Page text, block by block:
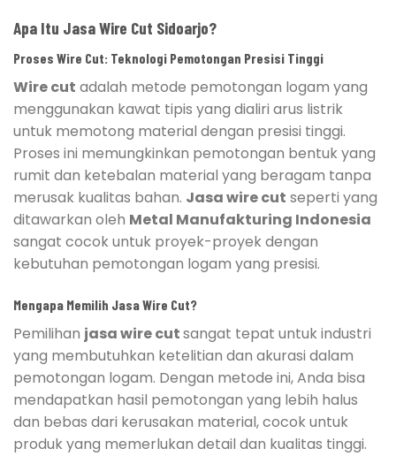
Apa Itu Jasa Wire Cut Sidoarjo?
Proses Wire Cut: Teknologi Pemotongan Presisi Tinggi
Wire cut adalah metode pemotongan logam yang
menggunakan kawat tipis yang dialiri arus listrik
untuk memotong material dengan presisi tinggi.
Proses ini memungkinkan pemotongan bentuk yang
rumit dan ketebalan material yang beragam tanpa
merusak kualitas bahan. Jasa wire cut seperti yang
ditawarkan oleh Metal Manufakturing Indonesia
sangat cocok untuk proyek-proyek dengan
kebutuhan pemotongan logam yang presisi.
Mengapa Memilih Jasa Wire Cut?
Pemilihan jasa wire cutsangat tepat untuk industri
yang membutuhkan ketelitian dan akurasi dalam
pemotongan logam. Dengan metode ini, Anda bisa
mendapatkan hasil pemotongan yang lebih halus
dan bebas dari kerusakan material, cocok untuk
produk yang memerlukan detail dan kualitas tinggi.